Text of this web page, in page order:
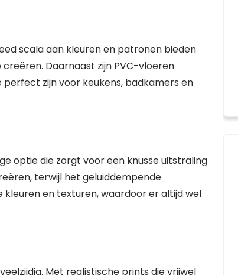
scala aan kleuren en patronen bieden
Daarnaast zijn PVC-vloeren
zijn voor keukens, badkamers en
optie die zorgt voor een knusse uitstraling
terwijl het geluiddempende
en texturen, waardoor er altijd wel
Met realistische prints die vrijwel